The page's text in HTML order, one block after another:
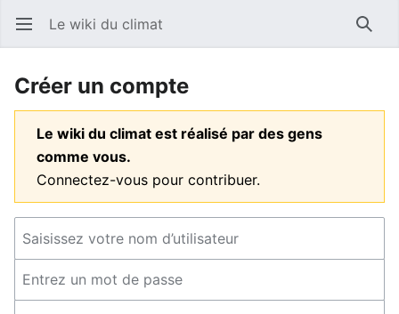
Ouvrir le menu principal Le wiki du climat
Créer un compte
Le wiki du climat est réalisé par des gens
comme vous.
Connectez-vous pour contribuer.